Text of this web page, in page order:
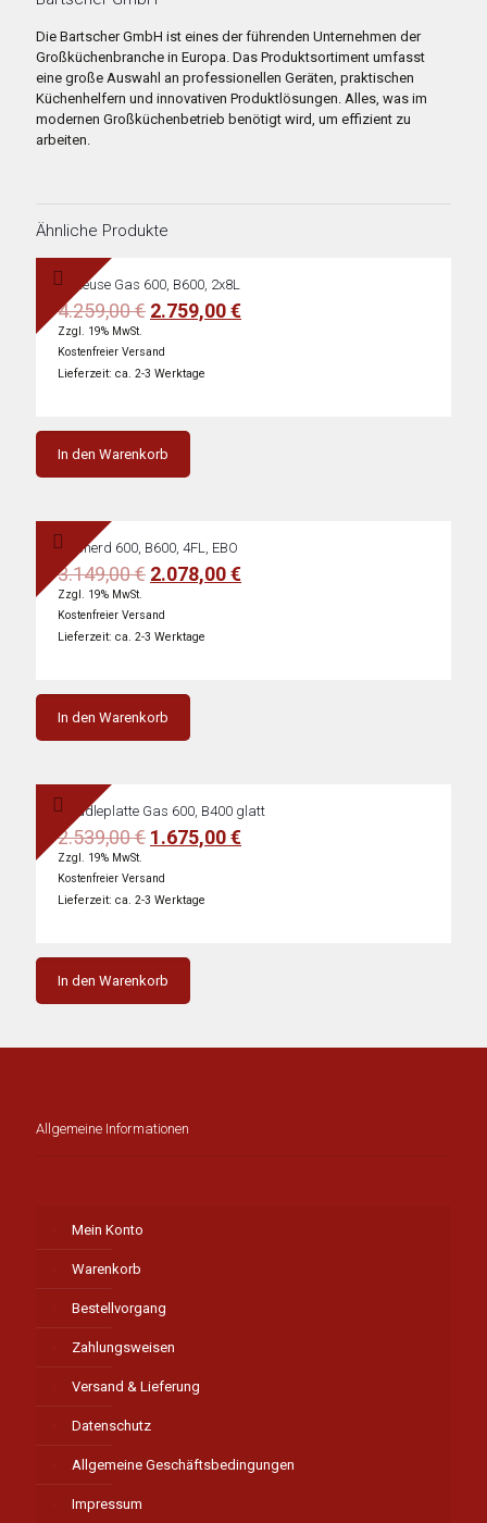
Die Bartscher GmbH ist eines der führenden Unternehmen der
Großküchenbranche in Europa. Das Produktsortiment umfasst
eine große Auswahl an professionellen Geräten, praktischen
Küchenhelfern und innovativen Produktlösungen. Alles, was im
modernen Großküchenbetrieb benötigt wird, um effizient zu
arbeiten.
Ähnliche Produkte
Fritteuse Gas 600, B600, 2x8L
4.259,00€ Ursprünglicher
war:
4.259,00 €
2.759,00€Aktueller
Zzgl. 19% MwSt.
Kostenfreier Versand
Lieferzeit: ca. 2-3 Werktage
In den Warenkorb
Gasherd 600, B600, 4FL, EBO
3.149,00€ Ursprünglicher
war:
3.149,00 €
2.078,00€Aktueller
Zzgl. 19% MwSt.
Kostenfreier Versand
Lieferzeit: ca. 2-3 Werktage
In den Warenkorb
Griddleplatte Gas 600, B400 glatt
2.539,00€ Ursprünglicher
war:
2.539,00 €
1.675,00€Aktueller
Zzgl. 19% MwSt.
Kostenfreier Versand
Lieferzeit: ca. 2-3 Werktage
In den Warenkorb
Allgemeine Informationen
Mein Konto
Warenkorb
Bestellvorgang
Zahlungsweisen
Versand & Lieferung
Datenschutz
Allgemeine Geschäftsbedingungen
Impressum